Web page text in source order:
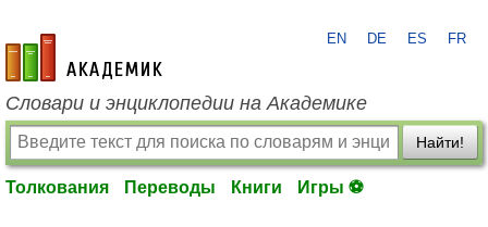
academic.ru
EN DE ES FR
Словари и энциклопедии на Академике
Найти!
Толкования Переводы Книги Игры ⚽